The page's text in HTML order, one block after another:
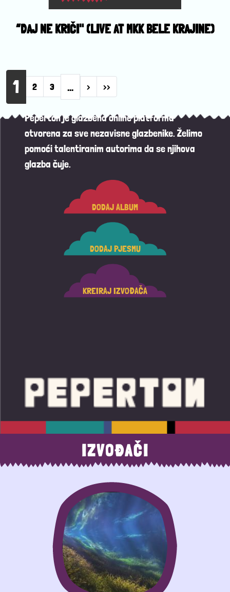
“DAJ NE KRIČI" (LIVE AT MKK BELE KRAJINE)
Pagination
1 2 3 … › Next page
››
Peperton je glazbena online platforma
otvorena za sve nezavisne glazbenike. Želimo
pomoći talentiranim autorima da se njihova
glazba čuje.
DODAJ ALBUM
DODAJ PJESMU
KREIRAJ IZVOĐAČA
IZVOĐAČI